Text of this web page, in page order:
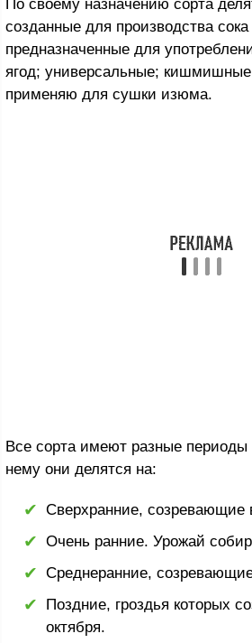
По своему назначению сорта
созданные для производства
предназначенные для
ягод; универсальные;
применяю для сушки изюма.
Все сорта имеют разные периоды
нему они делятся на:
Сверхранние, созревающие
Очень ранние. Урожай
Среднеранние,
Поздние, гроздья которых
октября.